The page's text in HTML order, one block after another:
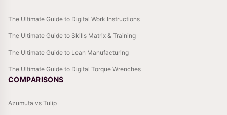
The Ultimate Guide to Digital Work Instructions
The Ultimate Guide to Skills Matrix & Training
The Ultimate Guide to Lean Manufacturing
The Ultimate Guide to Digital Torque Wrenches
COMPARISONS
Azumuta vs Tulip